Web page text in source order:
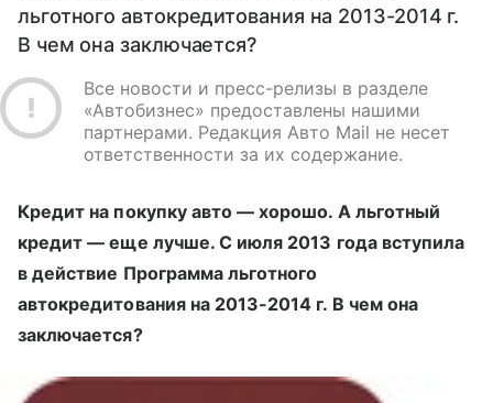
льготного автокредитования на 2013-2014 г.
В чем она заключается?
Все новости и пресс-релизы в разделе
«Автобизнес» предоставлены нашими
партнерами. Редакция Авто Mail не несет
ответственности за их содержание.
Кредит на покупку авто — хорошо. А льготный
кредит — еще лучше. С июля 2013 года вступила
в действие Программа льготного
автокредитования на 2013-2014 г. В чем она
заключается?